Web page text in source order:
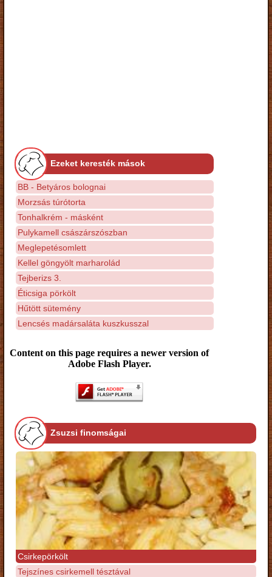
Ezeket keresték mások
BB - Betyáros bolognai
Morzsás túrótorta
Tonhalkrém - másként
Pulykamell császárszószban
Meglepetésomlett
Kellel göngyölt marharolád
Tejberizs 3.
Éticsiga pörkölt
Hűtött sütemény
Lencsés madársaláta kuszkusszal
Content on this page requires a newer version of
Adobe Flash Player.
Zsuzsi finomságai
Csirkepörkölt
Tejszínes csirkemell tésztával